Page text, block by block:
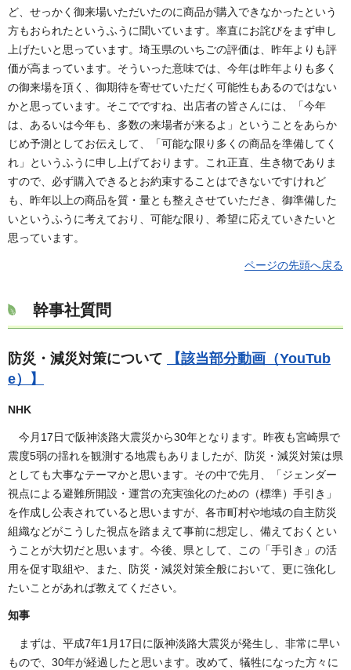
ど、せっかく御来場いただいたのに商品が購入できなかったという
方もおられたというふうに聞いています。率直にお詫びをまず申し
上げたいと思っています。埼玉県のいちごの評価は、昨年よりも評
価が高まっています。そういった意味では、今年は昨年よりも多く
の御来場を頂く、御期待を寄せていただく可能性もあるのではない
かと思っています。そこでですね、出店者の皆さんには、「今年
は、あるいは今年も、多数の来場者が来るよ」ということをあらか
じめ予測としてお伝えして、「可能な限り多くの商品を準備してく
れ」というふうに申し上げております。これ正直、生き物でありま
すので、必ず購入できるとお約束することはできないですけれど
も、昨年以上の商品を質・量とも整えさせていただき、御準備した
いというふうに考えており、可能な限り、希望に応えていきたいと
思っています。
ページの先頭へ戻る
幹事社質問
防災・減災対策について
【該当部分動画（YouTub
e）】
NHK
今月17日で阪神淡路大震災から30年となります。昨夜も宮崎県で
震度5弱の揺れを観測する地震もありましたが、防災・減災対策は県
としても大事なテーマかと思います。その中で先月、「ジェンダー
視点による避難所開設・運営の充実強化のための（標準）手引き」
を作成し公表されていると思いますが、各市町村や地域の自主防災
組織などがこうした視点を踏まえて事前に想定し、備えておくとい
うことが大切だと思います。今後、県として、この「手引き」の活
用を促す取組や、また、防災・減災対策全般において、更に強化し
たいことがあれば教えてください。
知事
まずは、平成7年1月17日に阪神淡路大震災が発生し、非常に早い
もので、30年が経過したと思います。改めて、犠牲になった方々に